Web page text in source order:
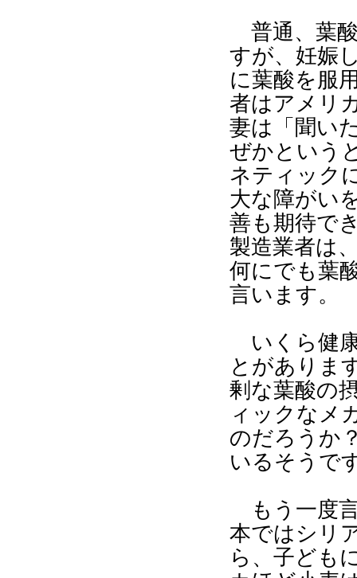
普通、葉
すが、妊娠
に葉酸を服
者はアメリ
妻は「聞い
ぜかという
ネティック
大な障がい
善も期待で
製造業者は
何にでも葉
言います。
いくら健
とがありま
剰な葉酸の
ィックなメ
のだろうか
いるそうで
もう一度
本ではシリ
ら、子ども